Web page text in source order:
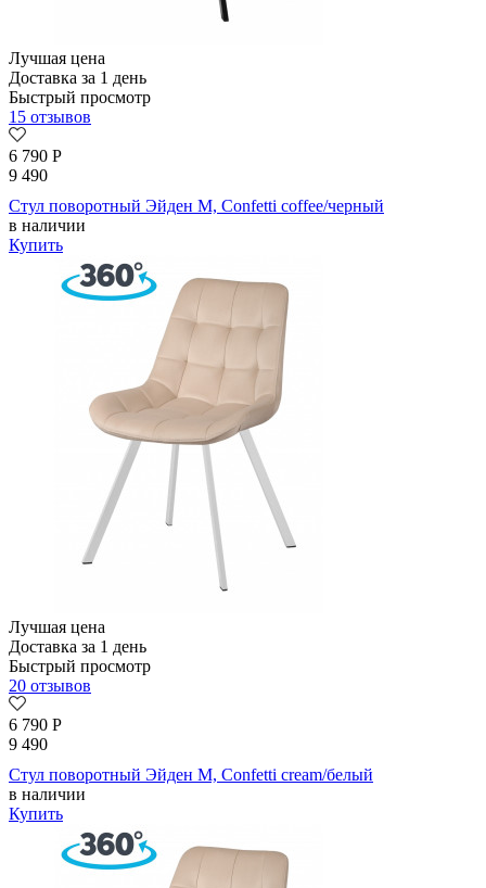
Лучшая цена
Доставка за 1 день
Быстрый просмотр
15 отзывов
6 790 Р
9 490
Стул поворотный Эйден М, Confetti coffee/черный
в наличии
Купить
Лучшая цена
Доставка за 1 день
Быстрый просмотр
20 отзывов
6 790 Р
9 490
Стул поворотный Эйден М, Confetti cream/белый
в наличии
Купить